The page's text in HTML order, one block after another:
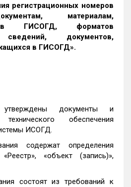
регистрационных номеров
материалам,
ГИСОГД, форматов
сведений, документов,
‎в ГИСОГД».
документы и
обеспечения
ИСОГД.
содержат определения
«объект (запись)»,
состоят из требований к